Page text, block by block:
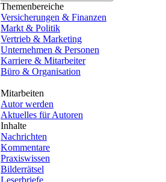
Themenbereiche
Versicherungen & Finanzen
Markt & Politik
Vertrieb & Marketing
Unternehmen & Personen
Karriere & Mitarbeiter
Büro & Organisation
Mitarbeiten
Autor werden
Aktuelles für Autoren
Inhalte
Nachrichten
Kommentare
Praxiswissen
Bilderrätsel
Leserbriefe